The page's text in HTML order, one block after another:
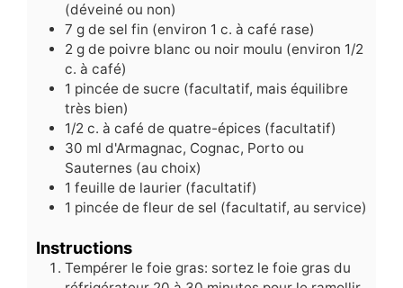
(déveiné ou non)
7 g de sel fin (environ 1 c. à café rase)
2 g de poivre blanc ou noir moulu (environ 1/2
c. à café)
1 pincée de sucre (facultatif, mais équilibre
très bien)
1/2 c. à café de quatre-épices (facultatif)
30 ml d'Armagnac, Cognac, Porto ou
Sauternes (au choix)
1 feuille de laurier (facultatif)
1 pincée de fleur de sel (facultatif, au service)
Instructions
Tempérer le foie gras: sortez le foie gras du